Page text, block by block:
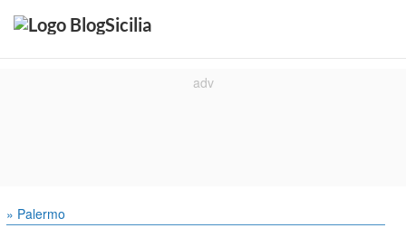
» Palermo